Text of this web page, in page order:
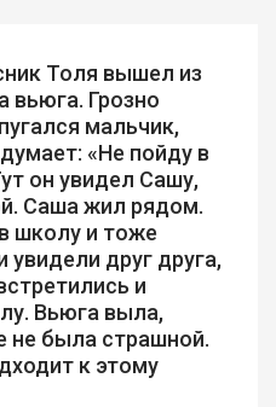
Толя вышел из
вьюга. Грозно
мальчик,
«Не пойду в
он увидел Сашу,
Саша жил рядом.
школу и тоже
увидели друг друга,
и
Вьюга выла,
не была страшной.
к этому